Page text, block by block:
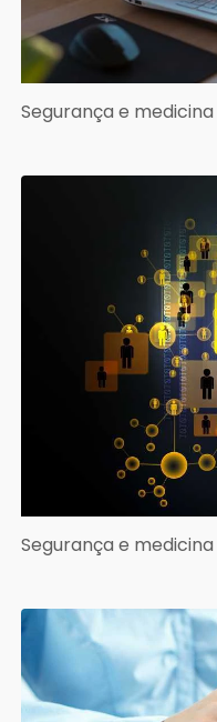
Segurança e
Segurança e